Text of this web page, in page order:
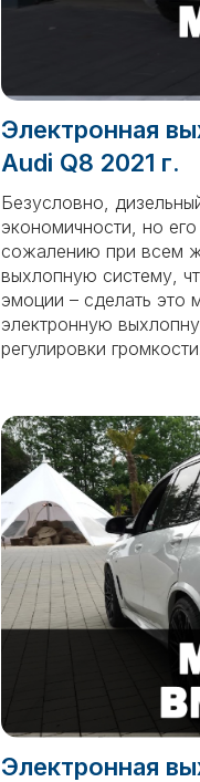
Электронная
Audi Q8 2021 г.
Безусловно,
экономичности, но
сожалению при всем
выхлопную систему,
эмоции – сделать это
электронную
регулировки
Электронная